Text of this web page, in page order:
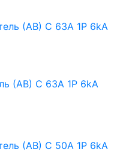
(АВ) C 63A 1P 6kA